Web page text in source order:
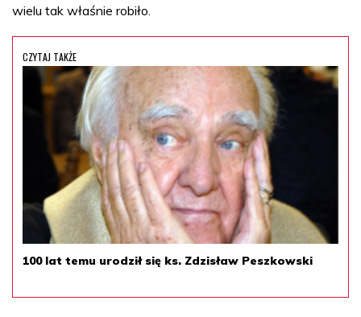
wielu tak właśnie robiło.
CZYTAJ TAKŻE
100 lat temu urodził się ks. Zdzisław Peszkowski